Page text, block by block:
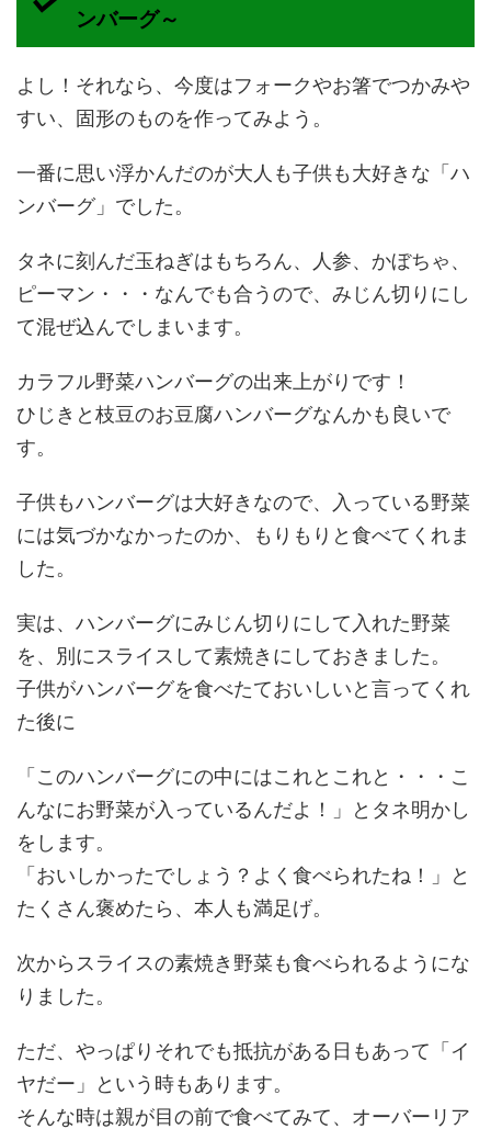
ンバーグ～
よし！それなら、今度はフォークやお箸でつかみや
すい、固形のものを作ってみよう。
一番に思い浮かんだのが大人も子供も大好きな「ハ
ンバーグ」でした。
タネに刻んだ玉ねぎはもちろん、人参、かぼちゃ、
ピーマン・・・なんでも合うので、みじん切りにし
て混ぜ込んでしまいます。
カラフル野菜ハンバーグの出来上がりです！
ひじきと枝豆のお豆腐ハンバーグなんかも良いで
す。
子供もハンバーグは大好きなので、入っている野菜
には気づかなかったのか、もりもりと食べてくれま
した。
実は、ハンバーグにみじん切りにして入れた野菜
を、別にスライスして素焼きにしておきました。
子供がハンバーグを食べたておいしいと言ってくれ
た後に
「このハンバーグにの中にはこれとこれと・・・こ
んなにお野菜が入っているんだよ！」とタネ明かし
をします。
「おいしかったでしょう？よく食べられたね！」と
たくさん褒めたら、本人も満足げ。
次からスライスの素焼き野菜も食べられるようにな
りました。
ただ、やっぱりそれでも抵抗がある日もあって「イ
ヤだー」という時もあります。
そんな時は親が目の前で食べてみて、オーバーリア